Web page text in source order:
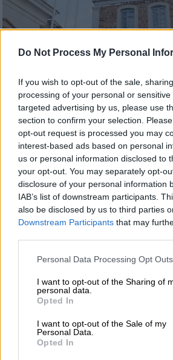
Do Not Process My Personal
If you wish to opt-out of the sale,
processing of your personal or
targeted advertising by us, please use
section to confirm your selection.
opt-out request is processed you may
interest-based ads based on personal
us or personal information disclosed to
your opt-out. You may separately opt-
disclosure of your personal information
IAB’s list of downstream participants.
also be disclosed by us to third parties
Downstream Participants that may
Please note that this website/app uses
not limited to your visit or usage
grant or deny consent to Google and its
use your data for below specified
consent section.
Personal Data Processing Opt Outs
I want to opt-out of the Sharing of
personal data.
Opted In
I want to opt-out of the Sale of my
Personal Data.
Opted In
Πανεπιστήμιο Αιγαίου (InTime Photos)
Προσθέστε το ΕΘΝΟΣ
Στις 27 Νοεμβρίου 2023
ξεκινάει ο νέος κύκλος του
μοριοδοτούμενα εξ
εκπαιδευτικών που πληρούν
προδιαγραφές της
προσλήψεων